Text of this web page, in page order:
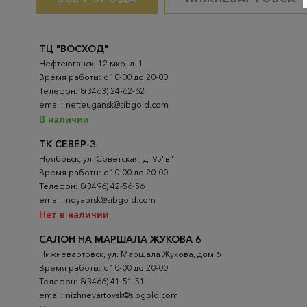
ТК СЕВЕР-3
Ноябрьск, ул. Советская, д. 95"в"
Время работы: с 10-00 до 20-00
Телефон: 8(3496) 42-56-56
email: noyabrsk@sibgold.com
Нет в наличии
ТЦ "ВОСХОД"
Нефтеюганск, 12 мкр. д. 1
Время работы: с 10-00 до 20-00
Телефон: 8(3463) 24-62-62
email: nefteugansk@sibgold.com
В наличии
САЛОН НА МАРШАЛА ЖУКОВА 6
Нижневартовск, ул. Маршала Жукова, дом 6
Время работы: с 10-00 до 20-00
Телефон: 8(3466) 41-51-51
email: nizhnevartovsk@sibgold.com